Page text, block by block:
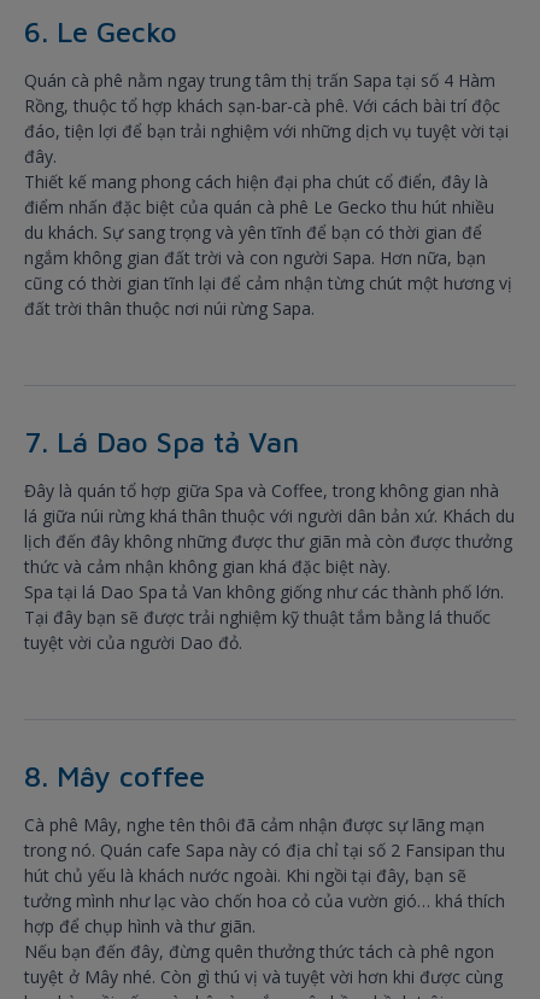
6. Le Gecko
Quán cà phê nằm ngay trung tâm thị trấn Sapa tại số 4 Hàm
Rồng, thuộc tổ hợp khách sạn-bar-cà phê. Với cách bài trí độc
đáo, tiện lợi để bạn trải nghiệm với những dịch vụ tuyệt vời tại
đây.
Thiết kế mang phong cách hiện đại pha chút cổ điển, đây là
điểm nhấn đặc biệt của quán cà phê Le Gecko thu hút nhiều
du khách. Sự sang trọng và yên tĩnh để bạn có thời gian để
ngắm không gian đất trời và con người Sapa. Hơn nữa, bạn
cũng có thời gian tĩnh lại để cảm nhận từng chút một hương vị
đất trời thân thuộc nơi núi rừng Sapa.
7. Lá Dao Spa tả Van
Đây là quán tổ hợp giữa Spa và Coffee, trong không gian nhà
lá giữa núi rừng khá thân thuộc với người dân bản xứ. Khách du
lịch đến đây không những được thư giãn mà còn được thưởng
thức và cảm nhận không gian khá đặc biệt này.
Spa tại lá Dao Spa tả Van không giống như các thành phố lớn.
Tại đây bạn sẽ được trải nghiệm kỹ thuật tắm bằng lá thuốc
tuyệt vời của người Dao đỏ.
8. Mây coffee
Cà phê Mây, nghe tên thôi đã cảm nhận được sự lãng mạn
trong nó. Quán cafe Sapa này có địa chỉ tại số 2 Fansipan thu
hút chủ yếu là khách nước ngoài. Khi ngồi tại đây, bạn sẽ
tưởng mình như lạc vào chốn hoa cỏ của vườn gió… khá thích
hợp để chụp hình và thư giãn.
Nếu bạn đến đây, đừng quên thưởng thức tách cà phê ngon
tuyệt ở Mây nhé. Còn gì thú vị và tuyệt vời hơn khi được cùng